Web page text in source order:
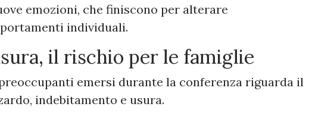
emozioni, che finiscono per alterare
individuali.
il rischio per le famiglie
emersi durante la conferenza riguarda il
indebitamento e usura.